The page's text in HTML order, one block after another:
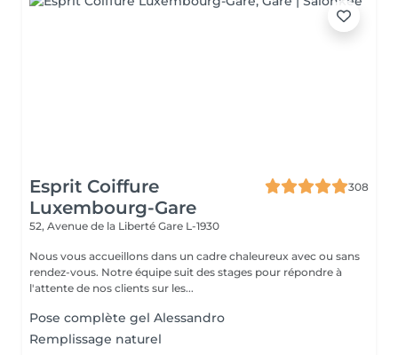
Esprit Coiffure
Luxembourg-Gare
308
52, Avenue de la Liberté Gare L-1930
Nous vous accueillons dans un cadre chaleureux avec ou sans
rendez-vous. Notre équipe suit des stages pour répondre à
l'attente de nos clients sur les...
Pose complète gel Alessandro
Remplissage naturel